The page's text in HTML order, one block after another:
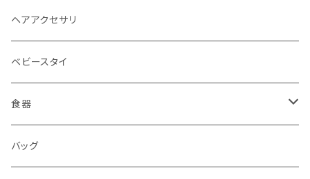
ヘアアクセサリ
ベビースタイ
食器
水筒
バッグ